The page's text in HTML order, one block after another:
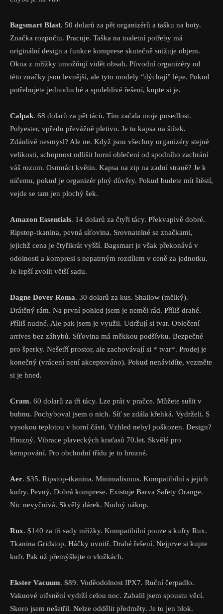
Bagsmart Blast. 50 dolarů za pět organizérů a tašku na boty.
Značka rozpočtu. Pracuje. Taška na toaletní potřeby má
originální design a funkce komprese skutečně snižuje objem.
Okna z mřížky umožňují vidět obsah. Původní organizéry od
této značky jsou levnější, ale tyto modely “dýchají” lépe. Pokud
potřebujete jednoduché a spolehlivé řešení, kupte si je.
Calpak. 68 dolarů za pět táců. Tím začala moje posedlost.
Polyester, vpředu převážně pletivo. Je tu kapsa na štítek.
Zdánlivě nesmysl? Ale ne. Když jsou všechny organizéry stejné
velikosti, schopnost odlišit horní oblečení od spodního zachrání
váš rozum. Osmnáct květin. Kapsa na zip na zadní straně? Je k
ničemu, pokud je organizér plný důvěry. Pokud budete mít štěstí,
vejde se tam jen plochý šek.
Amazon Essentials. 14 dolarů za čtyři tácy. Překvapivě dobré.
Ripstop-tkanina, pevná síťovina. Srovnatelné se značkami,
jejichž cena je čtyřikrát vyšší. Bagsmart je však překonává v
odolnosti a kompresi s nepatrným rozdílem v ceně za jednotku.
Je lepší zvolit větší sadu.
Dagne Dover Roma. 30 dolarů za kus. Shallow (mělký).
Drátěný rám. Na první pohled jsem je neměl rád. Příliš drahé.
Příliš nudné. Ale pak jsem je využil. Udržují si tvar. Oblečení
arrives bez záhybů. Síťovina má měkkou podšívku. Bezpečné
pro šperky. Nešetří prostor, ale zachovávají si * tvar*. Prodej je
konečný (vrácení není akceptováno). Pokud nenávidíte, vezměte
si je hned.
Cram. 60 dolarů za tři tácy. Lze prát v pračce. Můžete sušit v
bubnu. Pochyboval jsem o nich. Síť se zdála křehká. Vydrželi. S
vysokou teplotou v horní části. Vzhled nebyl poškozen. Design?
Hrozný. Vibrace plaveckých kraťasů 70.let. Skvělé pro
kempování. Pro obchodní třídu je to hrozné.
Aer. $35. Ripstop-tkanina. Minimalismus. Kompatibilní s jejich
kufry. Pevný. Dobrá komprese. Existuje Barva Safety Orange.
Nic nevyčnívá. Skvělý dárek. Nudný nákup.
Rux. $140 za tři sady mřížky. Kompatibilní pouze s kufry Rux.
Tkanina Gridstop. Háčky uvnitř. Drahé řešení. Nejprve si kupte
kufr. Pak už přemýšlejte o vložkách.
Ekster Vacuum. $89. Voděodolnost IPX7. Ruční čerpadlo.
Vakuové utěsnění vydrží celou noc. Zabalil jsem spoustu věcí.
Skoro jsem nešetřil. Nelze oddělit předměty. Je to jen blok.